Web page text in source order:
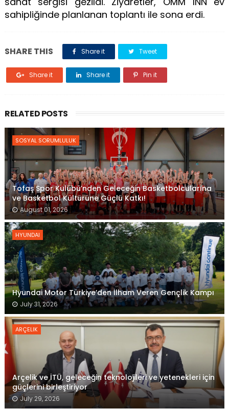
sahipliğinde planlanan toplantı ile sona erdi.
SHARE THIS Share it Tweet
Share it Share it Pin it
RELATED POSTS
SOSYAL SORUMLULUK
Tofaş Spor Kulübü’nden Geleceğin Basketbolcularına
ve Basketbol Kültürüne Güçlü Katkı!
August 01, 2026
HYUNDAI
Hyundai Motor Türkiye’den İlham Veren Gençlik Kampı
July 31, 2026
ARÇELIK
Arçelik ve İTÜ, geleceğin teknolojileri ve yetenekleri için
güçlerini birleştiriyor
July 29, 2026